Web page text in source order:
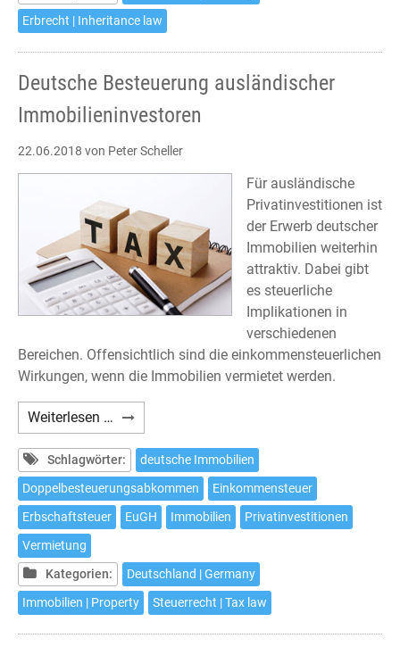
Erbrecht | Inheritance law
Deutsche Besteuerung ausländischer
Immobilieninvestoren
22.06.2018 von Peter Scheller
Für ausländische
Privatinvestitionen ist
der Erwerb deutscher
Immobilien weiterhin
attraktiv. Dabei gibt
es steuerliche
Implikationen in
verschiedenen
Bereichen. Offensichtlich sind die einkommensteuerlichen
Wirkungen, wenn die Immobilien vermietet werden.
Weiterlesen … Deutsche
Besteuerung
ausländischer
Immobilieninvestoren
Schlagwörter:
deutsche Immobilien
Doppelbesteuerungsabkommen
Einkommensteuer
Erbschaftsteuer
EuGH Immobilien
Privatinvestitionen
Vermietung
Kategorien:
Deutschland | Germany
Immobilien | Property
Steuerrecht | Tax law